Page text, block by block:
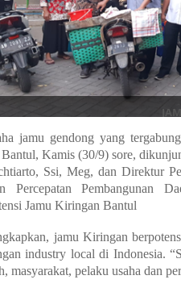
jamu gendong yang
Kamis (30/9) sore,
Ssi, Meg, dan Direktur
Percepatan Pembangunan
Jamu Kiringan Bantul
jamu Kiringan
industry local di Indonesia.
masyarakat, pelaku usaha dan